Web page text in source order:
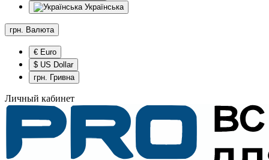
Українська
грн. Валюта
€ Euro
$ US Dollar
грн. Гривна
Личный кабинет